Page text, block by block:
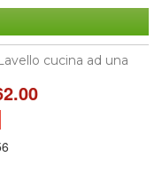
cucina ad una